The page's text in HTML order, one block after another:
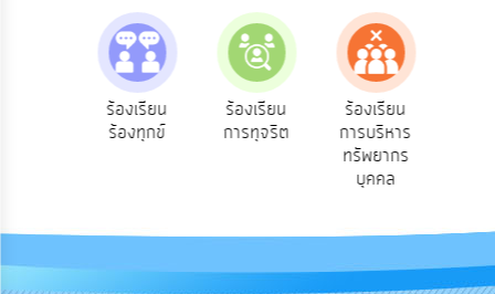
ยุทธศาสตร์/
ทรัพยากร
ร้องเรียน
ร้องทุกข์
ร้องเรียน
การทุจริต
ร้องเรียน
การบริหาร
ทรัพยากร
บุคคล